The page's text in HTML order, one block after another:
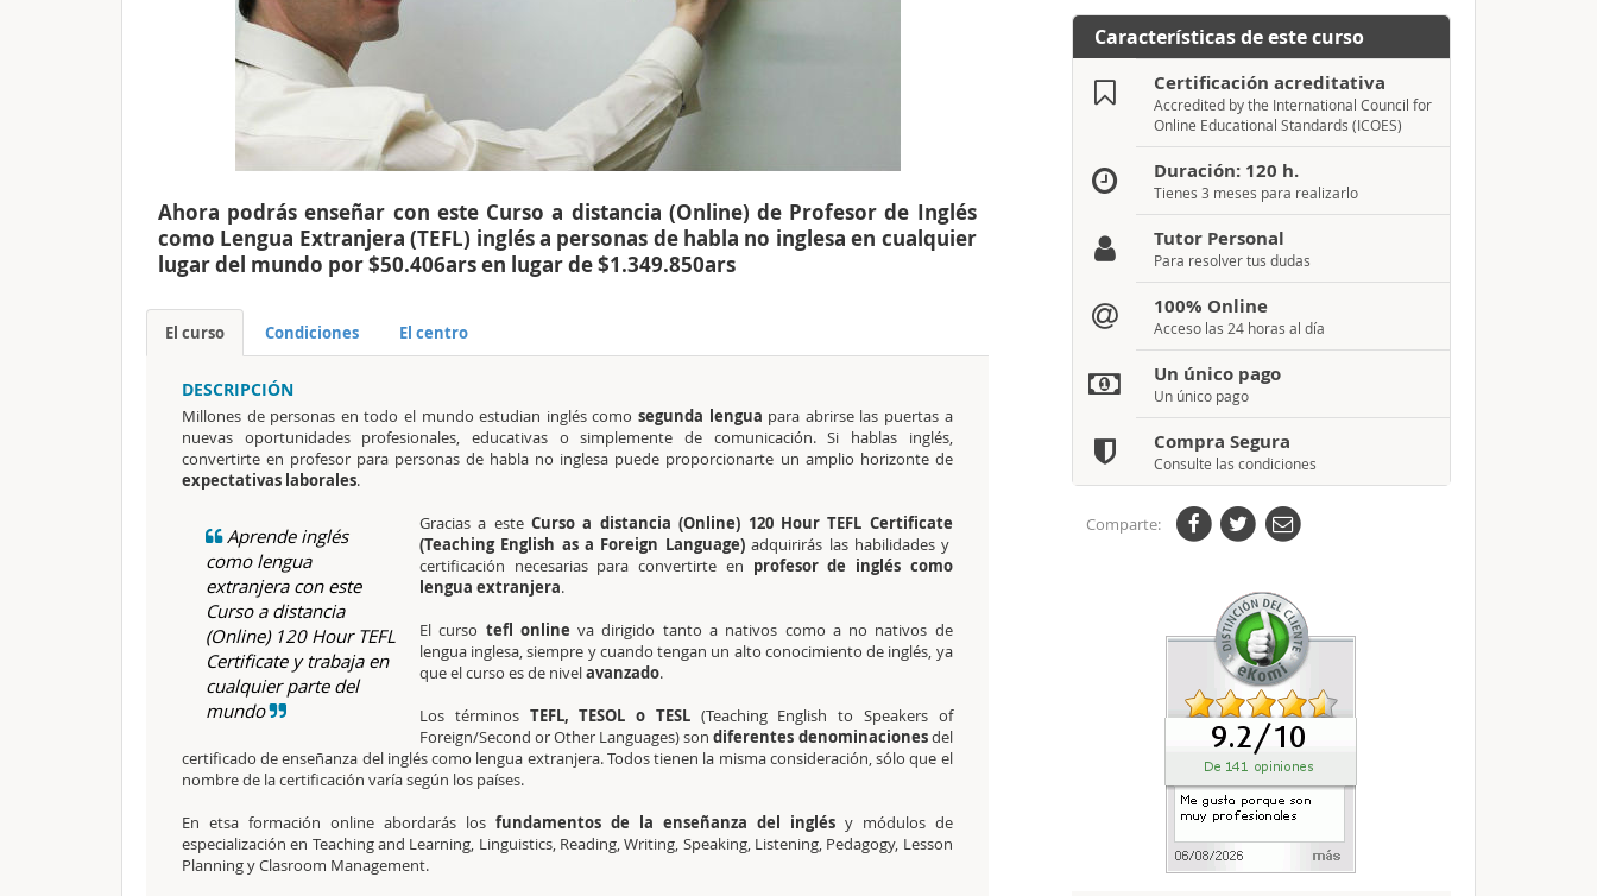
Ahora podrás enseñar con este Curso a distancia (Online) de Profesor de Inglés
como Lengua Extranjera (TEFL) inglés a personas de habla no inglesa en cualquier
lugar del mundo por $50.406ars en lugar de $1.349.850ars
El curso Condiciones El centro
DESCRIPCIÓN
Millones de personas en todo el mundo estudian inglés como segunda lengua para abrirse las puertas a
nuevas oportunidades profesionales, educativas o simplemente de comunicación. Si hablas inglés,
convertirte en profesor para personas de habla no inglesa puede proporcionarte un amplio horizonte de
expectativas laborales.
Aprende inglés
como lengua
extranjera con este
Curso a distancia
(Online) 120 Hour TEFL
Certificate y trabaja en
cualquier parte del
mundo
Gracias a esteCurso a distancia (Online) 120 Hour TEFL Certificate
(Teaching English as a Foreign Language)adquirirás las habilidades y
certificación necesarias para convertirte en profesor de inglés como
lengua extranjera.
El curso tefl online va dirigido tanto a nativos como a no nativos de
lengua inglesa, siempre y cuando tengan un alto conocimiento de inglés, ya
que el curso es de nivelavanzado.
Los términos TEFL, TESOL o TESL(Teaching English to Speakers of
Foreign/Second or Other Languages) son diferentes denominacionesdel
certificado de enseñanza del inglés como lengua extranjera. Todos tienen la misma consideración, sólo que el
nombre de la certificación varía según los países.
En etsa formación online abordarás losfundamentos de la enseñanza del inglés y módulos de
especialización en Teaching and Learning, Linguistics, Reading, Writing, Speaking, Listening, Pedagogy, Lesson
Planning y Clasroom Management.
Características de este curso
Certificación acreditativa
Accredited by the International Council for
Online Educational Standards (ICOES)
Duración: 120 h.
Tienes 3 meses para realizarlo
Tutor Personal
Para resolver tus dudas
100% Online
Acceso las 24 horas al día
Un único pago
Un único pago
Compra Segura
Consulte las condiciones
Comparte: